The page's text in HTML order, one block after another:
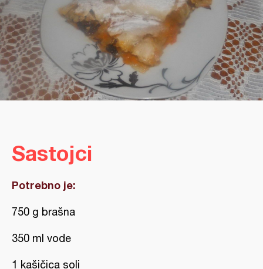
Sastojci
Potrebno je:
750 g brašna
350 ml vode
1 kašičica soli